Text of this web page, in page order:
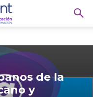
de la
y